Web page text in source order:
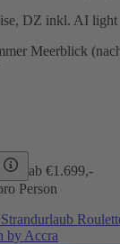
DZ inkl. AI light
Meerblick
ab €1.699,-
Person
by Accra